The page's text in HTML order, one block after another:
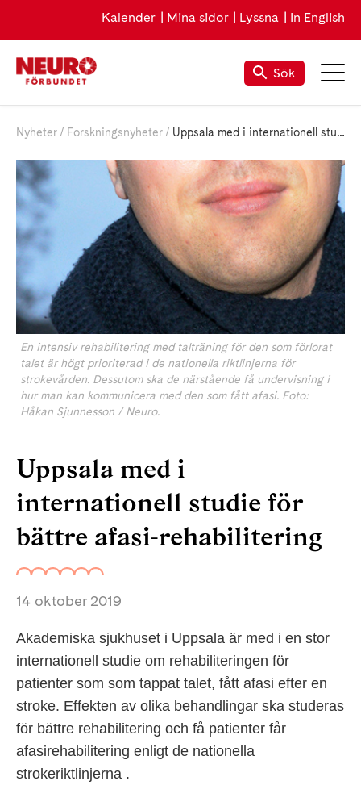
Kalender Mina sidor Lyssna In English
Sök
Nyheter Forskningsnyheter Uppsala med i internationell studie för bättre afasi-rehabilitering
En intensiv rehabilitering med talträning för den som förlorat
talet är högt prioriterad i de nationella riktlinjerna för
strokevården. Dessutom ska de närstående få undervisning i
hur man kan kommunicera med den som fått afasi. Foto:
Håkan Sjunnesson / Neuro.
Uppsala med i
internationell studie för
bättre afasi-rehabilitering
14 oktober 2019
Akademiska sjukhuset i Uppsala är med i en stor
internationell studie om rehabiliteringen för
patienter som som tappat talet, fått afasi efter en
stroke. Effekten av olika behandlingar ska studeras
för bättre rehabilitering och få patienter får
afasirehabilitering enligt de nationella
strokeriktlinjerna .